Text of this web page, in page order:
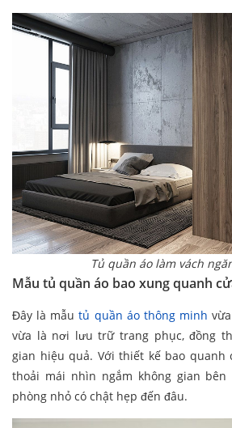
Tủ quần áo làm vách
Mẫu tủ quần áo bao xung quanh
Đây là mẫutủ quần áo thông minh
vừa là nơi lưu trữ trang phục, đồng
gian hiệu quả. Với thiết kế bao quanh
thoải mái nhìn ngắm không gian bên
phòng nhỏ có chật hẹp đến đâu.